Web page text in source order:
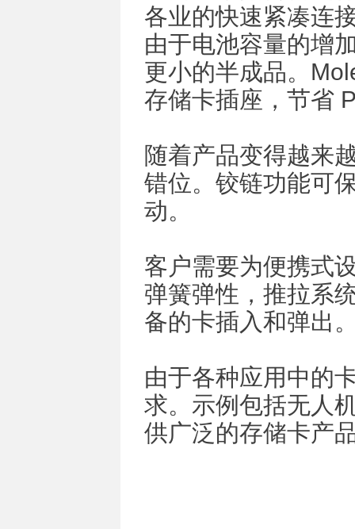
各业的快速紧凑连
由于电池容量的增
更小的半成品。
存储卡插座，节省
随着产品变得越来
错位。铰链功能可
动。
客户需要为便携式
弹簧弹性，推拉系
备的卡插入和弹出
由于各种应用中的
求。示例包括无人
供广泛的存储卡产